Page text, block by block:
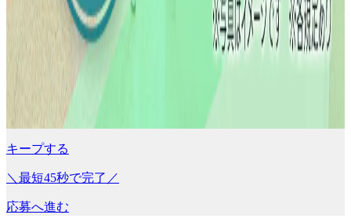
キープする
＼最短45秒で完了／
応募へ進む